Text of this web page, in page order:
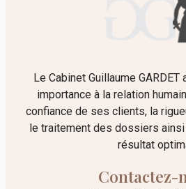
Le Cabinet Guillaume
importance à la relation
confiance de ses clients, la
le traitement des dossiers
résultat
Contactez-